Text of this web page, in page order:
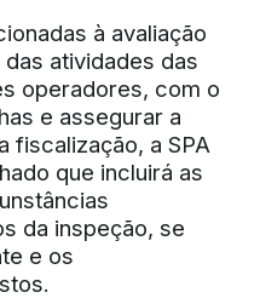
à avaliação
atividades das
operadores, com o
e assegurar a
fiscalização, a SPA
que incluirá as
da inspeção, se
e os